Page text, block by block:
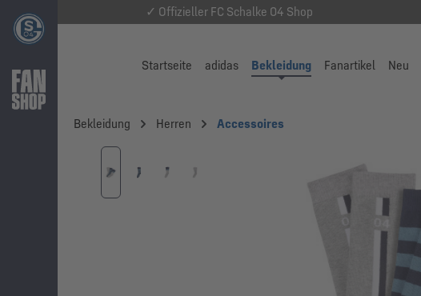
✓ Offizieller FC Schalke 04 Shop
Startseite adidas Bekleidung Fanartikel Neu
Bekleidung Herren Accessoires
Bildergalerie überspringen